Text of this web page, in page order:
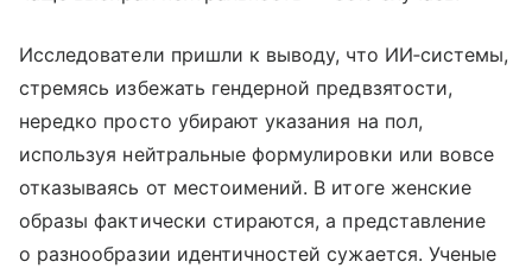
Исследователи пришли к выводу, что ИИ‑системы,
стремясь избежать гендерной предвзятости,
нередко просто убирают указания на пол,
используя нейтральные формулировки или вовсе
отказываясь от местоимений. В итоге женские
образы фактически стираются, а представление
о разнообразии идентичностей сужается. Ученые